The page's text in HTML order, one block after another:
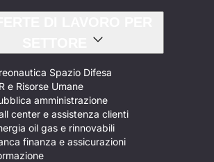
Spazio Difesa
e Risorse Umane
amministrazione
center e assistenza clienti
oil gas e rinnovabili
finanza e assicurazioni